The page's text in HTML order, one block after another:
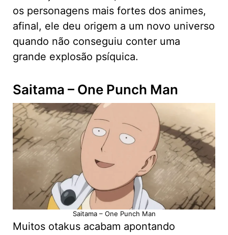
os personagens mais fortes dos animes,
afinal, ele deu origem a um novo universo
quando não conseguiu conter uma
grande explosão psíquica.
Saitama – One Punch Man
Saitama – One Punch Man
Muitos otakus acabam apontando